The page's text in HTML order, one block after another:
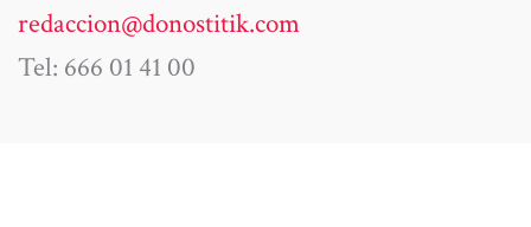
redaccion@donostitik.com
Tel: 666 01 41 00